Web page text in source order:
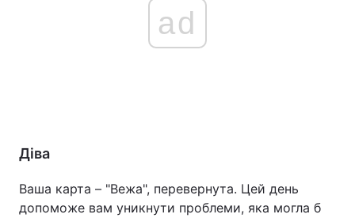
ad
Діва
Ваша карта – "Вежа", перевернута. Цей день
допоможе вам уникнути проблеми, яка могла б